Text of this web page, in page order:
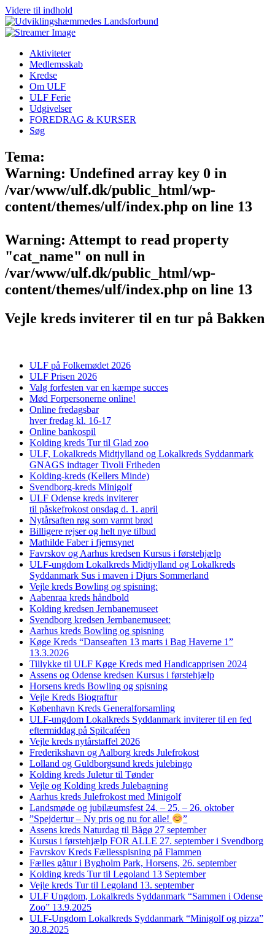
Videre til indhold
Aktiviteter
Medlemsskab
Kredse
Om ULF
ULF Ferie
Udgivelser
FOREDRAG & KURSER
Søg
Tema:
Warning: Undefined array key 0 in
/var/www/ulf.dk/public_html/wp-
content/themes/ulf/index.php on line 13
Warning: Attempt to read property
"cat_name" on null in
/var/www/ulf.dk/public_html/wp-
content/themes/ulf/index.php on line 13
Vejle kreds inviterer til en tur på Bakken
ULF på Folkemødet 2026
ULF Prisen 2026
Valg forfesten var en kæmpe succes
Mød Forpersonerne online!
Online fredagsbar
hver fredag kl. 16-17
Online bankospil
Kolding kreds Tur til Glad zoo
ULF, Lokalkreds Midtjylland og Lokalkreds Syddanmark
GNAGS indtager Tivoli Friheden
Kolding-kreds (Kellers Minde)
Svendborg-kreds Minigolf
ULF Odense kreds inviterer
til påskefrokost onsdag d. 1. april
Nytårsaften røg som varmt brød
Billigere rejser og helt nye tilbud
Mathilde Faber i fjernsynet
Favrskov og Aarhus kredsen Kursus i førstehjælp
ULF-ungdom Lokalkreds Midtjylland og Lokalkreds
Syddanmark Sus i maven i Djurs Sommerland
Vejle kreds Bowling og spisning:
Aabenraa kreds håndbold
Kolding kredsen Jernbanemuseet
Svendborg kredsen Jernbanemuseet:
Aarhus kreds Bowling og spisning
Køge Kreds “Danseaften 13 marts i Bag Haverne 1”
13.3.2026
Tillykke til ULF Køge Kreds med Handicapprisen 2024
Assens og Odense kredsen Kursus i førstehjælp
Horsens kreds Bowling og spisning
Vejle Kreds Biograftur
København Kreds Generalforsamling
ULF-ungdom Lokalkreds Syddanmark inviterer til en fed
eftermiddag på Spilcaféen
Vejle kreds nytårstaffel 2026
Frederikshavn og Aalborg kreds Julefrokost
Lolland og Guldborgsund kreds julebingo
Kolding kreds Juletur til Tønder
Vejle og Kolding kreds Julebagning
Aarhus kreds Julefrokost med Minigolf
Landsmøde og jubilæumsfest 24. – 25. – 26. oktober
”Spejdertur – Ny pris og nu for alle!
”
Assens kreds Naturdag til Bågø 27 september
Kursus i førstehjælp FOR ALLE 27. september i Svendborg
Favrskov Kreds Fællesspisning på Flammen
Fælles gåtur i Bygholm Park, Horsens, 26. september
Kolding kreds Tur til Legoland 13 September
Vejle kreds Tur til Legoland 13. september
ULF Ungdom, Lokalkreds Syddanmark “Sammen i Odense
Zoo” 13.9.2025
ULF-Ungdom Lokalkreds Syddanmark “Minigolf og pizza”
30.8.2025